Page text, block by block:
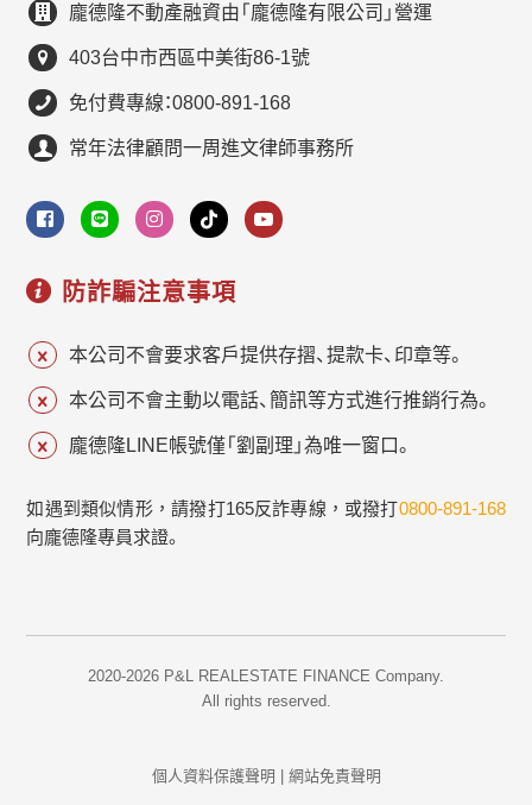
龐德隆不動產融資由「龐德隆有限公司」營運
403台中市西區中美街86-1號
免付費專線：0800-891-168
常年法律顧問一周進文律師事務所
防詐騙注意事項
本公司不會要求客戶提供存摺、提款卡、印章等。
本公司不會主動以電話、簡訊等方式進行推銷行為。
龐德隆LINE帳號僅「劉副理」為唯一窗口。
如遇到類似情形，請撥打165反詐專線，或撥打0800-891-168
向龐德隆專員求證。
2020-2026 P&L REALESTATE FINANCE Company.
All rights reserved.
個人資料保護聲明 | 網站免責聲明